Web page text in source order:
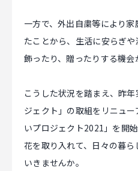
一方で、外出自粛等により
たことから、生活に安らぎ
飾ったり、贈ったりする機会
こうした状況を踏まえ、昨
ジェクト」の取組をリニュ
いプロジェクト2021」を開
花を取り入れて、日々の暮
いきませんか。